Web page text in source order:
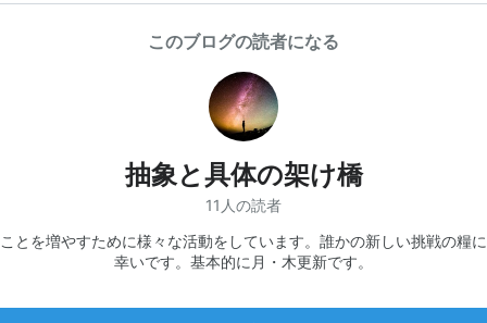
このブログの読者になる
抽象と具体の架け橋
11人の読者
とを増やすために様々な活動をしています。誰かの新しい挑戦の糧
幸いです。基本的に月・木更新です。